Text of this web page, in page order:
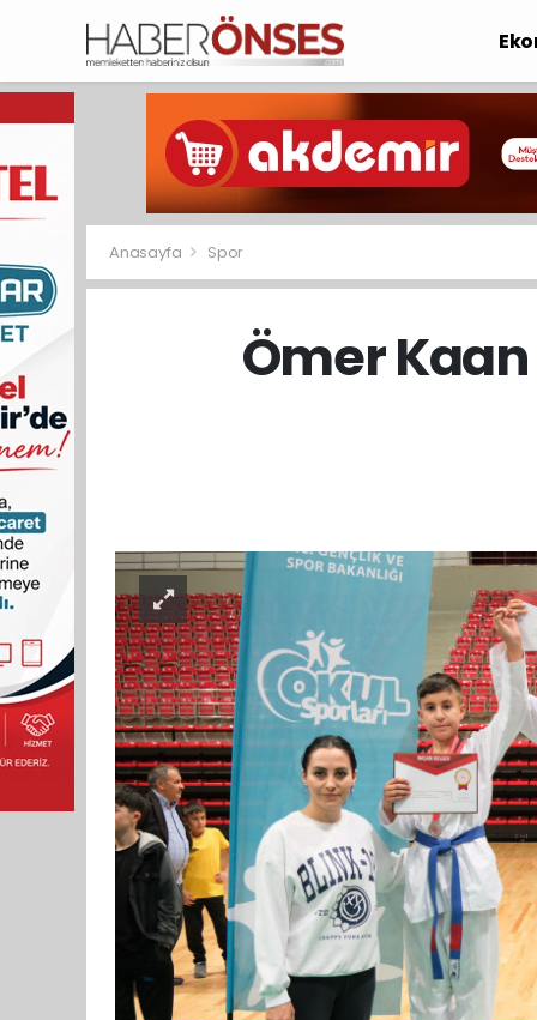
Anasayfa Spor
Ömer